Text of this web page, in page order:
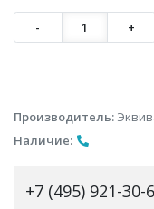
- 1 +
Производитель:
Наличие:
+7 (495) 921-30-